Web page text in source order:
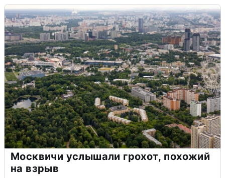
Москвичи услышали грохот, похожий
на взрыв